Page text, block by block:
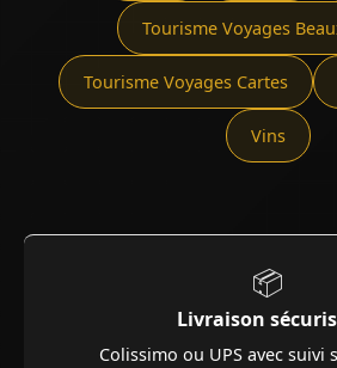
Tourisme Voyages
Tourisme Voyages Cartes
Vins
📦
Livraison
Colissimo ou UPS avec suivi